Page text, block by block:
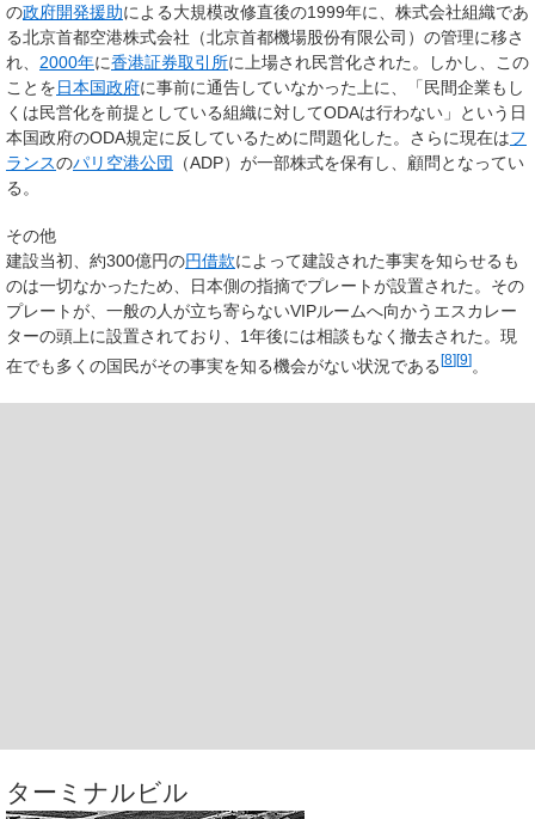
の政府開発援助による大規模改修直後の1999年に、株式会社組織であ
る北京首都空港株式会社（北京首都機場股份有限公司）の管理に移さ
れ、 2000年に香港証券取引所に上場され民営化された。しかし、この
ことを日本国政府に事前に通告していなかった上に、「民間企業もし
くは民営化を前提としている組織に対してODAは行わない」という日
本国政府のODA規定に反しているために問題化した。さらに現在はフ
ランスのパリ空港公団
（ADP）が一部株式を保有し、顧問となってい
る。
その他
建設当初、約300億円の円借款によって建設された事実を知らせるも
のは一切なかったため、日本側の指摘でプレートが設置された。その
プレートが、一般の人が立ち寄らないVIPルームへ向かうエスカレー
ターの頭上に設置されており、1年後には相談もなく撤去された。現
在でも多くの国民がその事実を知る機会がない状況である[8][9]。
ターミナルビル